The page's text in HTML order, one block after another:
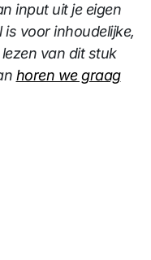
input uit je eigen
voor inhoudelijke,
van dit stuk
horen we graag